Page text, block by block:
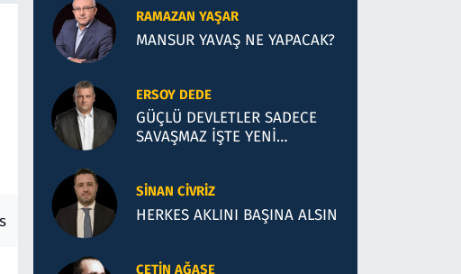
RAMAZAN YAŞAR
MANSUR YAVAŞ NE YAPACAK?
ERSOY DEDE
GÜÇLÜ DEVLETLER SADECE
SAVAŞMAZ İŞTE YENİ
SINAN CIVRIZ
HERKES AKLINI BAŞINA ALSIN
ÇETIN AĞAŞE